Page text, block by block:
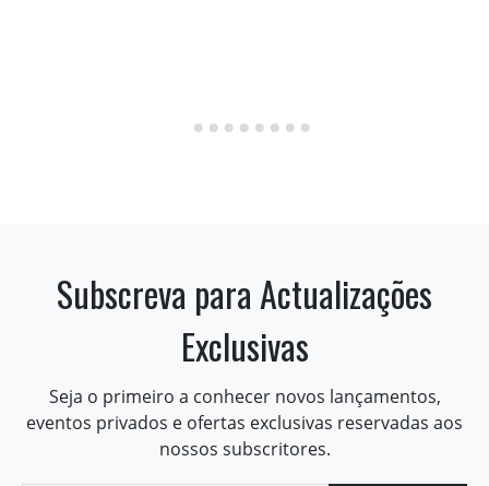
Subscreva para Actualizações
Exclusivas
Seja o primeiro a conhecer novos lançamentos,
eventos privados e ofertas exclusivas reservadas aos
nossos subscritores.